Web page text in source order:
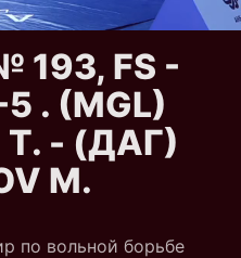
193, FS -
. (MGL)
T. - (ДАГ)
M.
по вольной борьбе